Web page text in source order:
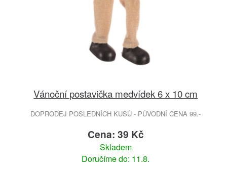
Vánoční postavička medvídek 6 x 10 cm
DOPRODEJ POSLEDNÍCH KUSŮ - PŮVODNÍ CENA 99.-
Cena: 39 Kč
Skladem
Doručíme do: 11.8.